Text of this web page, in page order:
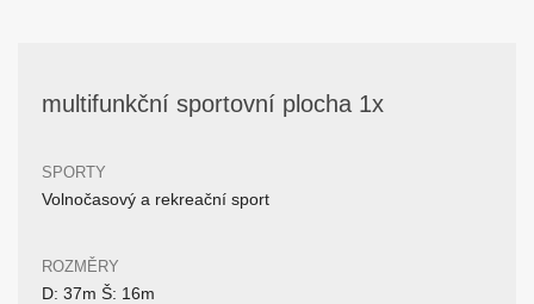
multifunkční sportovní plocha 1x
SPORTY
Volnočasový a rekreační sport
ROZMĚRY
D: 37m Š: 16m